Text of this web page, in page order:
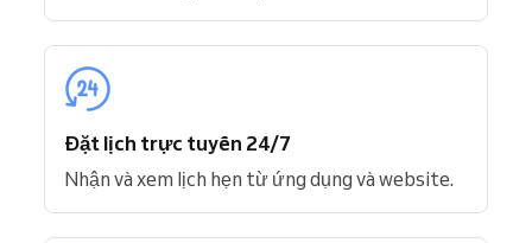
Đặt lịch trực tuyến 24/7
Nhận và xem lịch hẹn từ ứng dụng và website.